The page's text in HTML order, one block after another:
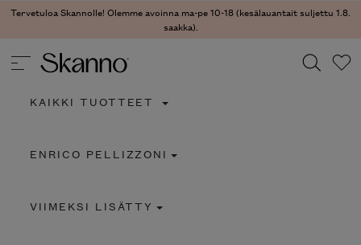
Tervetuloa Skannolle! Olemme avoinna ma-pe 10-18 (kesälauantait suljettu 1.8.
saakka).
Type 2 or more characters for results.
KAIKKI TUOTTEET
ENRICO PELLIZZONI
VIIMEKSI LISÄTTY